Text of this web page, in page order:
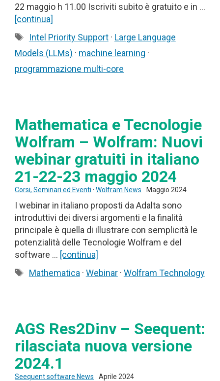
22 maggio h 11.00 Iscriviti subito è gratuito e in …
[continua]
Tag
Intel Priority Support· Large Language
Models (LLMs) · machine learning ·
programmazione multi-core
Mathematica e Tecnologie
Wolfram – Wolfram: Nuovi
webinar gratuiti in italiano
21-22-23 maggio 2024
Corsi, Seminari ed Eventi · Wolfram News Maggio 2024
I webinar in italiano proposti da Adalta sono
introduttivi dei diversi argomenti e la finalità
principale è quella di illustrare con semplicità le
potenzialità delle Tecnologie Wolfram e del
software … [continua]
Tag
Mathematica · Webinar· Wolfram Technology
AGS Res2Dinv – Seequent:
rilasciata nuova versione
2024.1
Seequent software News Aprile 2024